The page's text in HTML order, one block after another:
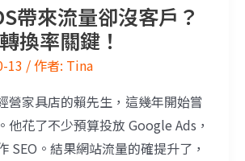
帶來流量卻沒客戶？
換率關鍵！
13 / 作者: Tina
營家具店的賴先生，這幾年開始嘗
他花了不少預算投放 Google Ads，
SEO。結果網站流量的確提升了，